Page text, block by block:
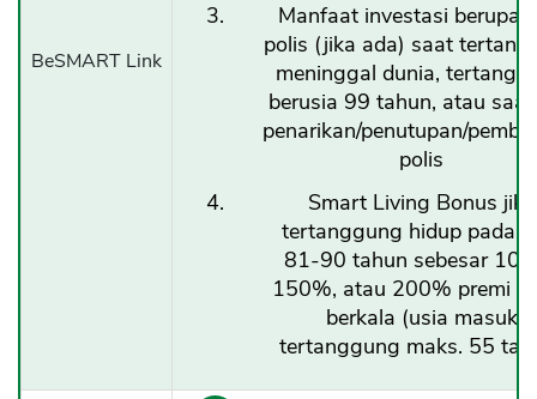
BeSMART Link
Manfaat investasi berupa
polis (jika ada) saat
meninggal dunia,
berusia 99 tahun, atau
penarikan/penutupan/
polis
Smart Living Bonus jika
tertanggung hidup pada
81-90 tahun sebesar
150%, atau 200% premi
berkala (usia masuk
tertanggung maks. 55